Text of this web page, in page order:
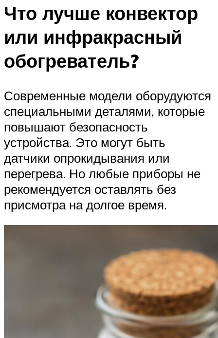
Что лучше конвектор
или инфракрасный
обогреватель?
Современные модели оборудуются
специальными деталями, которые
повышают безопасность
устройства. Это могут быть
датчики опрокидывания или
перегрева. Но любые приборы не
рекомендуется оставлять без
присмотра на долгое время.